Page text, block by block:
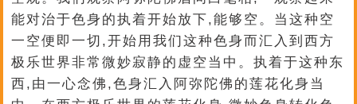
能对治于色身的执着开始放下,能够空。当这种空
一空便即一切,开始用我们这种色身而汇入到西方
极乐世界非常微妙寂静的虚空当中。执着于这种东
西,由一心念佛,色身汇入阿弥陀佛的莲花化身当